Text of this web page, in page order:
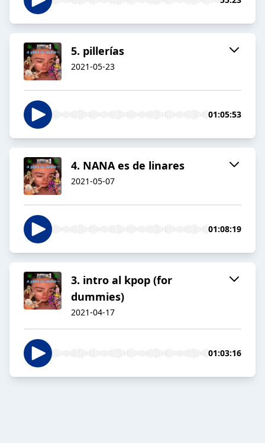
5. pillerías
2021-05-23
01:05:53
4. NANA es de linares
2021-05-07
01:08:19
3. intro al kpop (for
dummies)
2021-04-17
01:03:16